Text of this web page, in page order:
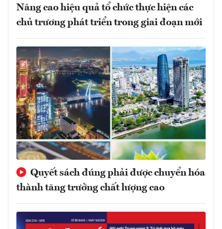
Nâng cao hiệu quả tổ chức thực hiện các
chủ trương phát triển trong giai đoạn mới
Quyết sách đúng phải được chuyển hóa
thành tăng trưởng chất lượng cao